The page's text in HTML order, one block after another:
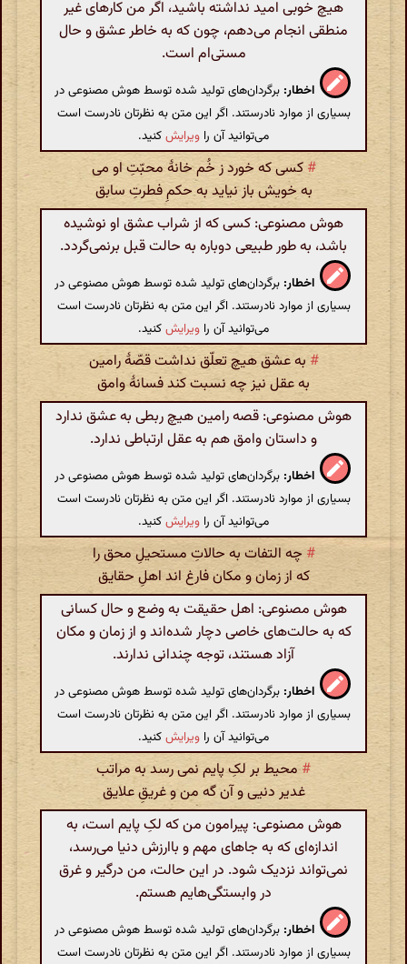
هیچ خوبی امید نداشته باشید، اگر من کارهای غیر
منطقی انجام می‌دهم، چون که به خاطر عشق و حال
مستی‌ام است.
اخطار: برگردان‌های تولید شده توسط هوش مصنوعی در
بسیاری از موارد نادرستند. اگر این متن به نظرتان نادرست است
می‌توانید آن را ویرایشکنید.
# کسی که خورد ز خُم خانۀ محبّتِ او می
به خویش باز نیاید به حکمِ فطرتِ سابق
هوش مصنوعی: کسی که از شراب عشق او نوشیده
باشد، به طور طبیعی دوباره به حالت قبل برنمی‌گردد.
اخطار: برگردان‌های تولید شده توسط هوش مصنوعی در
بسیاری از موارد نادرستند. اگر این متن به نظرتان نادرست است
می‌توانید آن را ویرایشکنید.
# به عشق هیچ تعلّق نداشت قصّۀ رامین
به عقل نیز چه نسبت کند فسانۀ وامق
هوش مصنوعی: قصه رامین هیچ ربطی به عشق ندارد
و داستان وامق هم به عقل ارتباطی ندارد.
اخطار: برگردان‌های تولید شده توسط هوش مصنوعی در
بسیاری از موارد نادرستند. اگر این متن به نظرتان نادرست است
می‌توانید آن را ویرایشکنید.
# چه التفات به حالاتِ مستحیلِ محق را
که از زمان و مکان فارغ اند اهلِ حقایق
هوش مصنوعی: اهل حقیقت به وضع و حال کسانی
که به حالت‌های خاصی دچار شده‌اند و از زمان و مکان
آزاد هستند، توجه چندانی ندارند.
اخطار: برگردان‌های تولید شده توسط هوش مصنوعی در
بسیاری از موارد نادرستند. اگر این متن به نظرتان نادرست است
می‌توانید آن را ویرایشکنید.
#محیط بر لکِ پایم نمی رسد به مراتب
غدیر دنیی و آن گه من و غریقِ علایق
هوش مصنوعی: پیرامون من که لکِ پایم است، به
اندازه‌ای که به جاهای مهم و باارزش دنیا می‌رسد،
نمی‌تواند نزدیک شود. در این حالت، من درگیر و غرق
در وابستگی‌هایم هستم.
اخطار: برگردان‌های تولید شده توسط هوش مصنوعی در
بسیاری از موارد نادرستند. اگر این متن به نظرتان نادرست است